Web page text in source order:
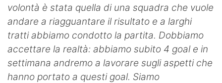
volontà è stata quella di una squadra che vuole
andare a riagguantare il risultato e a larghi
tratti abbiamo condotto la partita. Dobbiamo
accettare la realtà: abbiamo subito 4 goal e in
settimana andremo a lavorare sugli aspetti che
hanno portato a questi goal. Siamo